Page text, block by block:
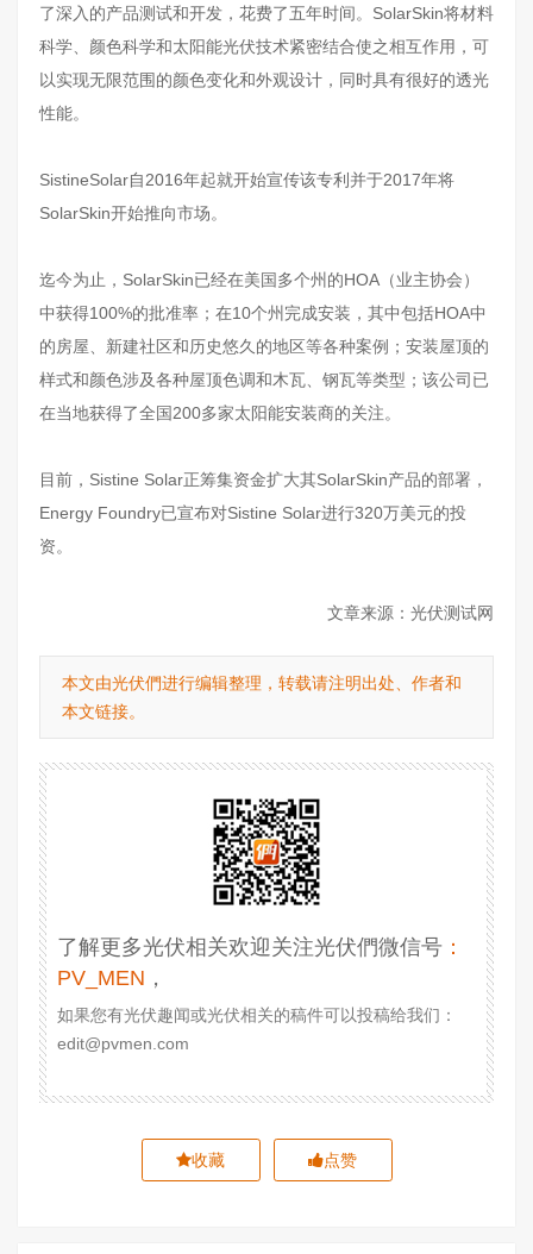
了深入的产品测试和开发，花费了五年时间。SolarSkin将材料
科学、颜色科学和太阳能光伏技术紧密结合使之相互作用，可
以实现无限范围的颜色变化和外观设计，同时具有很好的透光
性能。
SistineSolar自2016年起就开始宣传该专利并于2017年将
SolarSkin开始推向市场。
迄今为止，SolarSkin已经在美国多个州的HOA（业主协会）
中获得100%的批准率；在10个州完成安装，其中包括HOA中
的房屋、新建社区和历史悠久的地区等各种案例；安装屋顶的
样式和颜色涉及各种屋顶色调和木瓦、钢瓦等类型；该公司已
在当地获得了全国200多家太阳能安装商的关注。
目前，Sistine Solar正筹集资金扩大其SolarSkin产品的部署，
Energy Foundry已宣布对Sistine Solar进行320万美元的投
资。
文章来源：光伏测试网
本文由光伏們进行编辑整理，转载请注明出处、作者和
本文链接。
了解更多光伏相关欢迎关注光伏們微信号 ：
PV_MEN ，
如果您有光伏趣闻或光伏相关的稿件可以投稿给我们：
edit@pvmen.com
收藏 点赞